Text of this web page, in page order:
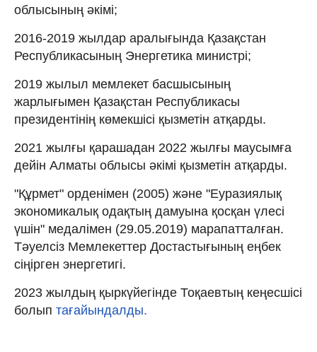
облысының әкімі;
2016-2019 жылдар аралығында Қазақстан
Республикасының Энергетика министрі;
2019 жылыл мемлекет басшысының
жарлығымен Қазақстан Республикасы
президентінің көмекшісі қызметін атқарды.
2021 жылғы қарашадан 2022 жылғы маусымға
дейін Алматы облысы әкімі қызметін атқарды.
"Құрмет" орденімен (2005) және "Еуразиялық
экономикалық одақтың дамуына қосқан үлесі
үшін" медалімен (29.05.2019) марапатталған.
Тәуелсіз Мемлекеттер Достастығының еңбек
сіңірген энергетигі.
2023 жылдың қыркүйегінде Тоқаевтың кеңесшісі
болып тағайындалды.